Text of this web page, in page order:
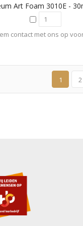
contact met ons op
1 2